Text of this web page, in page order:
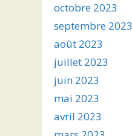
octobre 2023
septembre 2023
août 2023
juillet 2023
juin 2023
mai 2023
avril 2023